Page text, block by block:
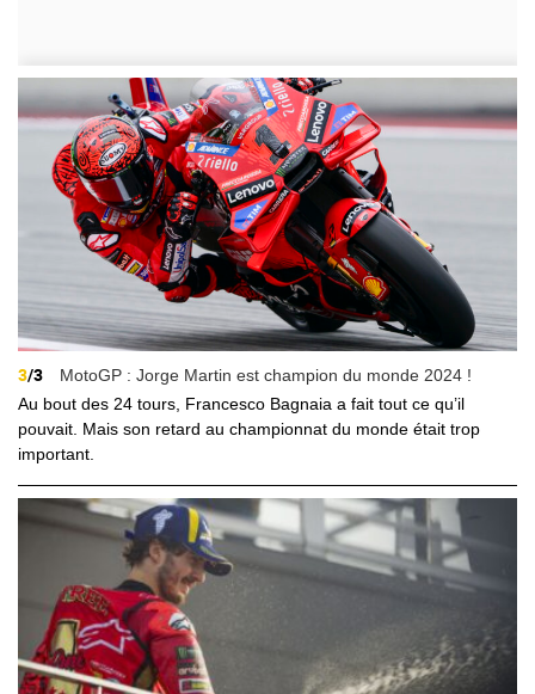
3/3
MotoGP : Jorge Martin est champion du monde 2024 !
Au bout des 24 tours, Francesco Bagnaia a fait tout ce qu’il
pouvait. Mais son retard au championnat du monde était trop
important.